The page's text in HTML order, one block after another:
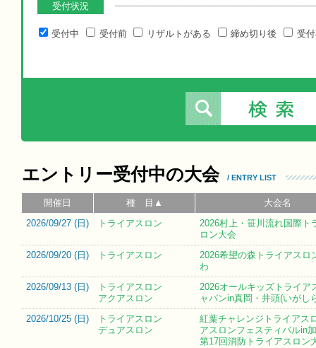
受付状況
受付中 受付前 リザルトがある 締め切り後 受
エントリー受付中の大会 / ENTRY LIST
開催日 種 目▲
大会名
2026/09/27 (日 ) トライアスロン
2026村上・笹川流れ国際ト
ロン大会
2026/09/20 (日 ) トライアスロン
2026希望の森トライアスロ
わ
2026/09/13 (日 )
トライアスロン
アクアスロン
2026オールキッズトライア
ャパンin真岡・井頭(いがし
2026/10/25 (日 )
トライアスロン
デュアスロン
紅葉チャレンジトライアス
アスロンフェスティバルin
第17回消防トライアスロン